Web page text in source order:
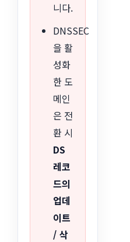
니다.
DNSSEC
을 활
성화
한 도
메인
은 전
환 시
DS
레코
드의
업데
이트
/ 삭